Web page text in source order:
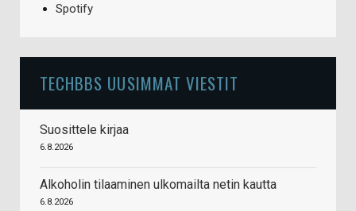
Spotify
TECHBBS UUSIMMAT VIESTIT
Suosittele kirjaa
6.8.2026
Alkoholin tilaaminen ulkomailta netin kautta
6.8.2026